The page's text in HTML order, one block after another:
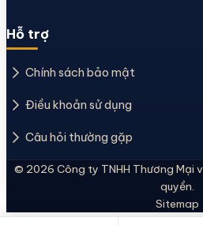
Hỗ trợ
Chính sách bảo mật
Điều khoản sử dụng
Câu hỏi thường gặp
© 2026 Công ty TNHH Thương Mại
quyền.
Sitemap